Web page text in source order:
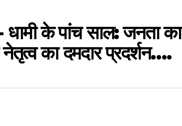
के पांच साल: जनता का
का दमदार प्रदर्शन….